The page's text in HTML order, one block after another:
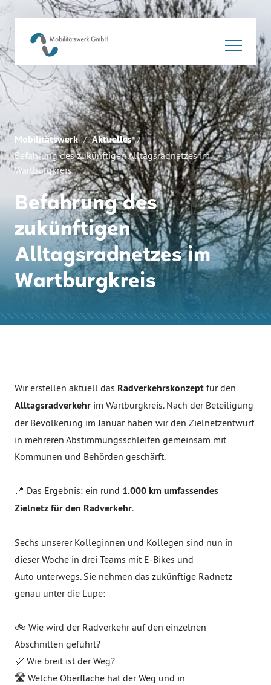
Mobilitätswerk Aktuelles
Befahrung des zukünftigen Alltagsradnetzes im
Wartburgkreis
Befahrung des
zukünftigen
Alltagsradnetzes im
Wartburgkreis
Wir erstellen aktuell das Radverkehrskonzept für den
Alltagsradverkehr im Wartburgkreis. Nach der Beteiligung
der Bevölkerung im Januar haben wir den Zielnetzentwurf
in mehreren Abstimmungsschleifen gemeinsam mit
Kommunen und Behörden geschärft.
📍 Das Ergebnis: ein rund 1.000 km umfassendes
Zielnetz für den Radverkehr.
Sechs unserer Kolleginnen und Kollegen sind nun in
dieser Woche in drei Teams mit E-Bikes und
Auto unterwegs. Sie nehmen das zukünftige Radnetz
genau unter die Lupe:
🚲 Wie wird der Radverkehr auf den einzelnen
Abschnitten geführt?
📏 Wie breit ist der Weg?
🛣️ Welche Oberfläche hat der Weg und in